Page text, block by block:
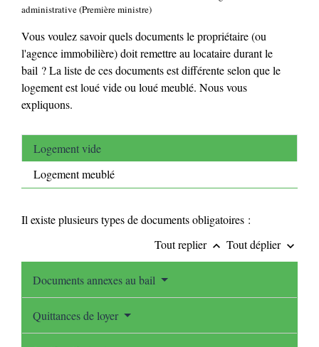
administrative (Première ministre)
Vous voulez savoir quels documents le propriétaire (ou
l'agence immobilière) doit remettre au locataire durant le
bail ? La liste de ces documents est différente selon que le
logement est loué vide ou loué meublé. Nous vous
expliquons.
Logement vide
Logement meublé
Il existe plusieurs types de documents obligatoires :
Tout replier keyboard_arrow_up Tout déplier keyboard_arrow_down
Documents annexes au bail
Quittances de loyer